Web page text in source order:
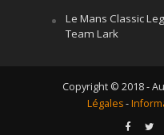
Le Mans Classic
Team Lark
Copyright © 2018 -
Légales-